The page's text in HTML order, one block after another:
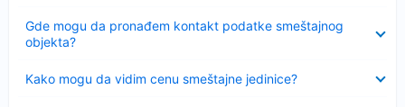
Gde mogu da pronađem kontakt podatke smeštajnog
objekta?
Kako mogu da vidim cenu smeštajne jedinice?